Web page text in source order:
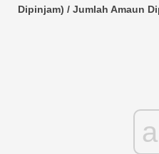
Dipinjam) / Jumlah Amaun